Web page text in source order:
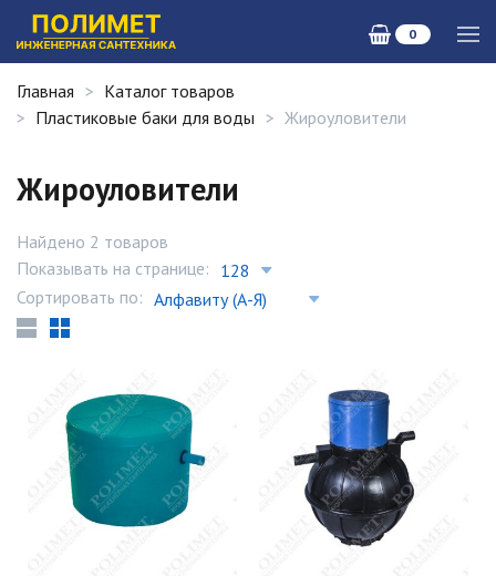
0
Главная
Каталог товаров
Пластиковые баки для воды
Жироуловители
Жироуловители
Найдено 2 товаров
Показывать на странице:
Сортировать по: